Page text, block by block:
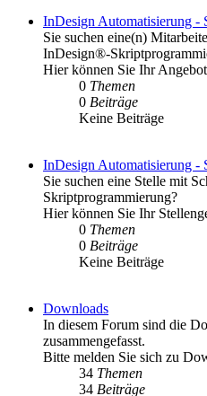
InDesign Automatisierung -
Sie suchen eine(n)
InDesign®-
Hier können Sie Ihr
0 Themen
0 Beiträge
Keine Beiträge
InDesign Automatisierung -
Sie suchen eine Stelle mit
Skriptprogrammierung?
Hier können Sie Ihr
0 Themen
0 Beiträge
Keine Beiträge
Downloads
In diesem Forum sind die
zusammengefasst.
Bitte melden Sie sich zu
34 Themen
34 Beiträge